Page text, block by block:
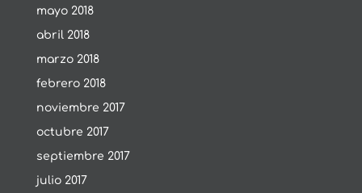
mayo 2018
abril 2018
marzo 2018
febrero 2018
noviembre 2017
octubre 2017
septiembre 2017
julio 2017